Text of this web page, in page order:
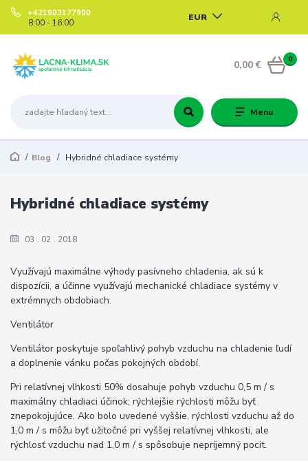
Menu
EUR
+421903177900
8:00 - 16:00
0
0,00 €
Blog Hybridné chladiace systémy
03 02 2018
Hybridné chladiace systémy
Využívajú maximálne výhody pasívneho chladenia, ak sú k
dispozícii, a účinne využívajú mechanické chladiace systémy v
extrémnych obdobiach.
Ventilátor
Ventilátor poskytuje spoľahlivý pohyb vzduchu na chladenie ľudí
a doplnenie vánku počas pokojných období.
Pri relatívnej vlhkosti 50% dosahuje pohyb vzduchu 0,5 m / s
maximálny chladiaci účinok; rýchlejšie rýchlosti môžu byť
znepokojujúce. Ako bolo uvedené vyššie, rýchlosti vzduchu až do
1,0 m / s môžu byť užitočné pri vyššej relatívnej vlhkosti, ale
rýchlosť vzduchu nad 1,0 m / s spôsobuje nepríjemný pocit.